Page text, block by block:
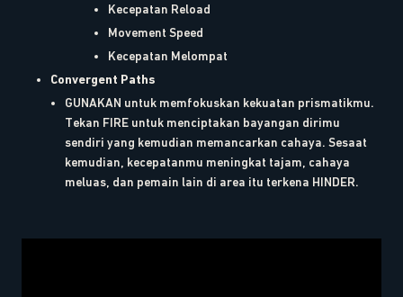
Kecepatan Reload
Movement Speed
Kecepatan Melompat
Convergent Paths
GUNAKAN untuk memfokuskan kekuatan prismatikmu.
Tekan FIRE untuk menciptakan bayangan dirimu
sendiri yang kemudian memancarkan cahaya. Sesaat
kemudian, kecepatanmu meningkat tajam, cahaya
meluas, dan pemain lain di area itu terkena HINDER.